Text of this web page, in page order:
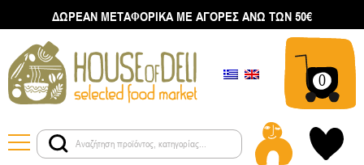
ΔΩΡΕΑΝ ΜΕΤΑΦΟΡΙΚΑ ΜΕ ΑΓΟΡΕΣ ΑΝΩ ΤΩΝ 50€
0